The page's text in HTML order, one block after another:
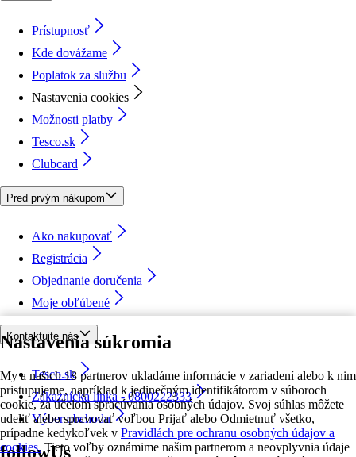
Nastavenia súkromia
My a našich 18 partnerov ukladáme informácie v zariadení alebo k nim
pristupujeme, napríklad k jedinečným identifikátorom v súboroch
cookie, za účelom spracúvania osobných údajov. Svoj súhlas môžete
udeliť alebo spravovať voľbou Prijať alebo Odmietnuť všetko,
prípadne kedykoľvek v Pravidlách pre ochranu osobných údajov a
cookies. Tieto voľby oznámime našim partnerom a neovplyvnia údaje
Prístupnosť
Kde dovážame
Poplatok za službu
Nastavenia cookies
Možnosti platby
Tesco.sk
Clubcard
Pred prvým nákupom
Ako nakupovať
Registrácia
Objednanie doručenia
Moje obľúbené
Kontaktujte nás
Tesco.sk
Zákaznícka linka - 0800222333
Výber obchodu
followUs